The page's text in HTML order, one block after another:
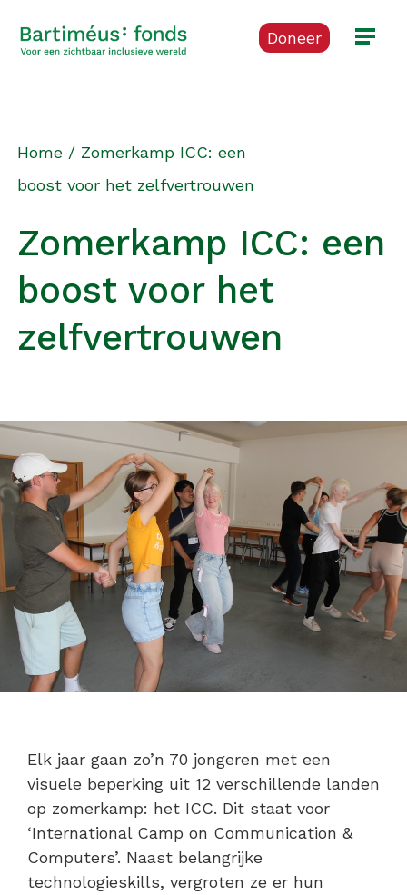
Doneer
Home / Zomerkamp ICC: een
boost voor het zelfvertrouwen
Zomerkamp ICC: een
boost voor het
zelfvertrouwen
Elk jaar gaan zo’n 70 jongeren met een
visuele beperking uit 12 verschillende landen
op zomerkamp: het ICC. Dit staat voor
‘International Camp on Communication &
Computers’. Naast belangrijke
technologieskills, vergroten ze er hun